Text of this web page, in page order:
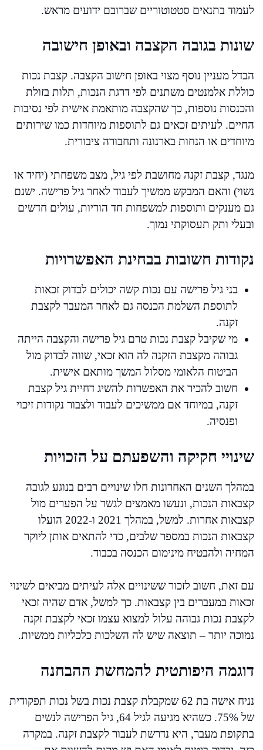
לעמוד בתנאים סטטוטוריים שברובם ידועים מראש.
שונות בגובה הקצבה ובאופן חישובה
הבדל מעניין נוסף מצוי באופן חישוב הקצבה. קצבת נכות
כוללת אלמנטים משתנים לפי דרגת הנכות, תלות בזולת
והכנסות נוספות, כך שהקצבה מותאמת אישית לפי נסיבות
החיים. לעיתים זכאים גם לתוספות מיוחדות כמו שירותים
מיוחדים או הנחות בארנונה ותחבורה ציבורית.
מנגד, קצבת זקנה מחושבת לפי גיל, מצב משפחתי (יחיד או
נשוי) והאם המבקש ממשיך לעבוד לאחר גיל פרישה. ישנם
גם מענקים ותוספות למשפחות חד הוריות, עולים חדשים
ובעלי ותק תעסוקתי נמוך.
נקודות חשובות בבחינת האפשרויות
בני גיל פרישה עם נכות קשה יכולים לבדוק זכאות
לתוספת השלמת הכנסה גם לאחר המעבר לקצבת
זקנה.
מי שקיבל קצבת נכות טרם גיל פרישה והקצבה הייתה
גבוהה מקצבת הזקנה לה הוא זכאי, שווה לבדוק מול
הביטוח הלאומי מסלול המשך מותאם אישית.
חשוב להכיר את האפשרות להשיג דחיית גיל קצבת
זקנה, במיוחד אם ממשיכים לעבוד ולצבור נקודות זיכוי
ופנסיה.
שינויי חקיקה והשפעתם על הזכויות
במהלך השנים האחרונות חלו שינויים רבים בנוגע לגובה
קצבאות הנכות, ונעשו מאמצים לגשר על הפערים מול
קצבאות אחרות. למשל, במהלך 2021 ו-2022 הועלו
קצבאות הנכות במספר שלבים, כדי להתאים אותן ליוקר
המחיה ולהבטיח מינימום הכנסה בכבוד.
עם זאת, חשוב לזכור ששינויים אלה לעיתים מביאים לשינוי
זכאות במעברים בין קצבאות. כך למשל, אדם שהיה זכאי
לקצבת נכות גבוהה עלול למצוא עצמו זכאי לקצבת זקנה
נמוכה יותר – תוצאה שיש לה השלכות כלכליות ממשיות.
דוגמה היפותטית להמחשת ההבחנה
נניח אישה בת 62 שמקבלת קצבת נכות בשל נכות תפקודית
של 75%. כשהיא מגיעה לגיל 64, גיל הפרישה לנשים
בתקופת מעבר, היא נדרשת לעבור לקצבת זקנה. במקרה